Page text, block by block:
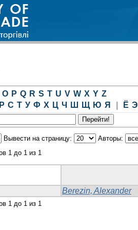
O P Q R S T U V W X Y Z
Р С Т У Ф Х Ц Ч Ш Щ Ю Я Ё Э
Вывести на страницу:
Авторы:
1 до 1 из 1
Berezin, Alexander
1 до 1 из 1